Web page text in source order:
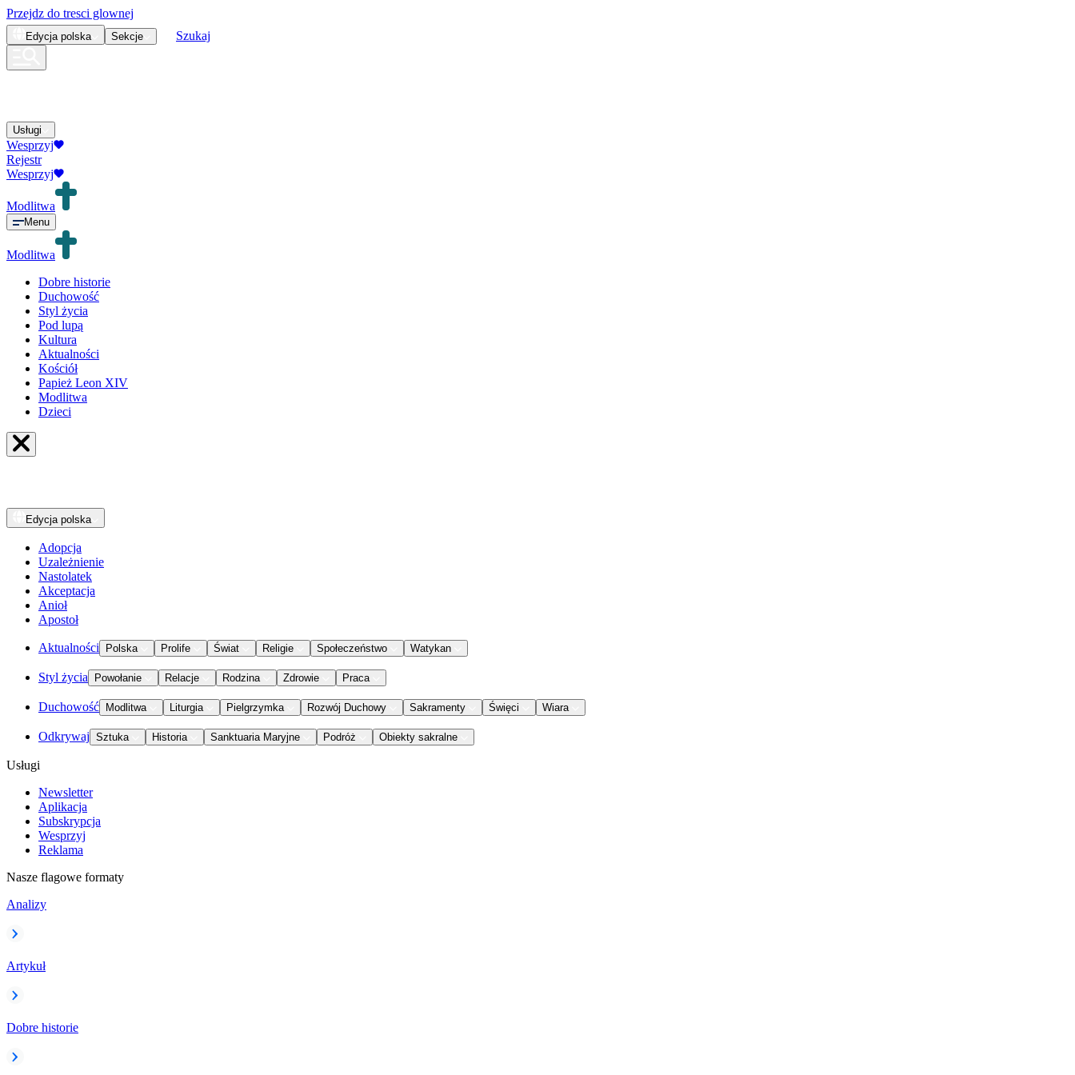
Przejdz do tresci glownej
Edycja polska Sekcje Szukaj
Usługi
Wesprzyj
Rejestr
Wesprzyj
Modlitwa
Menu
Modlitwa
Dobre historie
Duchowość
Styl życia
Pod lupą
Kultura
Aktualności
Kościół
Papież Leon XIV
Modlitwa
Dzieci
Edycja polska
Adopcja
Uzależnienie
Nastolatek
Akceptacja
Anioł
Apostoł
Aktualności Polska Prolife Świat Religie Społeczeństwo Watykan
Styl życia Powołanie Relacje Rodzina Zdrowie Praca
Duchowość Modlitwa Liturgia Pielgrzymka Rozwój Duchowy Sakramenty Święci Wiara
Odkrywaj Sztuka Historia Sanktuaria Maryjne Podróż Obiekty sakralne
Usługi
Newsletter
Aplikacja
Subskrypcja
Wesprzyj
Reklama
Nasze flagowe formaty
Analizy
Artykuł
Dobre historie